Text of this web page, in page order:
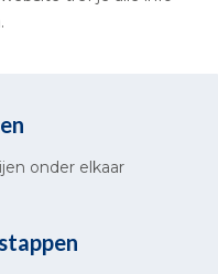
onder elkaar